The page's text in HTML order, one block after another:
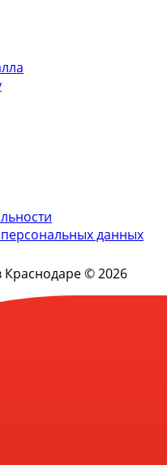
данных
Краснодаре © 2026